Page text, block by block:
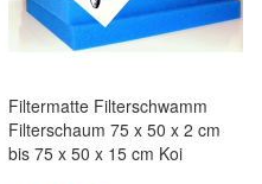
Filtermatte Filterschwamm
Filterschaum 75 x 50 x 2 cm
bis 75 x 50 x 15 cm Koi